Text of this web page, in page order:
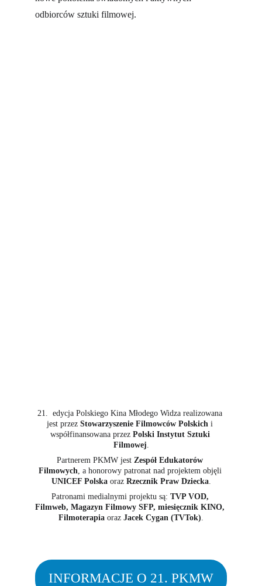
odbiorców sztuki filmowej.
INFORMACJE O 21. PKMW
21.  edycja Polskiego Kina Młodego Widza realizowana
jest przez Stowarzyszenie Filmowców Polskich i
współfinansowana przez Polski Instytut Sztuki
Filmowej.
Partnerem PKMW jest Zespół Edukatorów
Filmowych, a honorowy patronat nad projektem objęli
UNICEF Polska oraz Rzecznik Praw Dziecka.
Patronami medialnymi projektu są: TVP VOD,
Filmweb, Magazyn Filmowy SFP, miesięcznik KINO,
Filmoterapia oraz Jacek Cygan (TVTok).